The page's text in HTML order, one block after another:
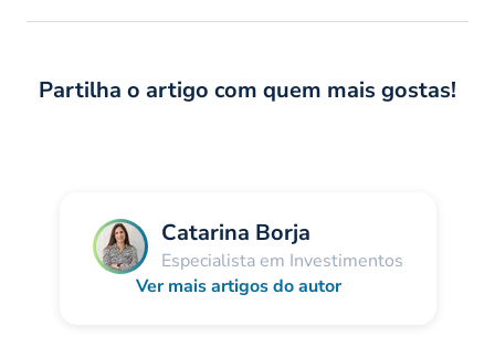
Partilha o artigo com quem mais gostas!
Catarina Borja
Especialista em Investimentos
Ver mais artigos do autor